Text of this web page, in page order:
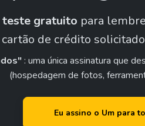
teste gratuito para
cartão de crédito
: uma única assinatura que
(hospedagem de fotos,
Eu assino o Um para